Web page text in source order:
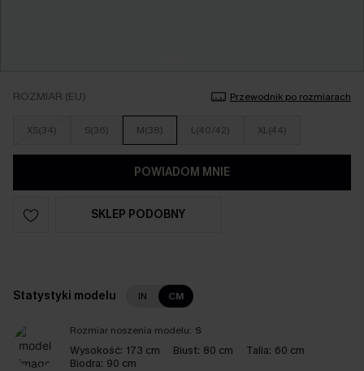
ROZMIAR (EU) Przewodnik po rozmiarach
XS(34) S(36) M(38) L(40/42) XL(44)
POWIADOM MNIE
SKLEP PODOBNY
Statystyki modelu IN CM
Rozmiar noszenia modelu: S
Wysokość: 173 cm Biust: 80 cm Talia: 60 cm
Biodra: 90 cm